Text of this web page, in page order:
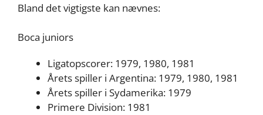
Bland det vigtigste kan nævnes:
Boca juniors
Ligatopscorer: 1979, 1980, 1981
Årets spiller i Argentina: 1979, 1980, 1981
Årets spiller i Sydamerika: 1979
Primere Division: 1981